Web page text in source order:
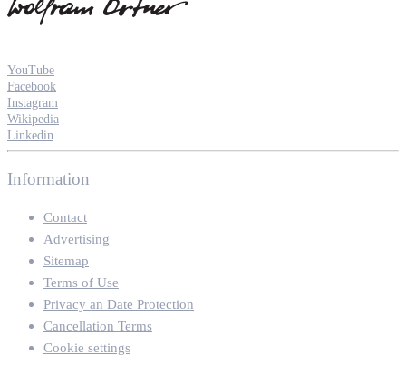
YouTube
Facebook
Instagram
Wikipedia
Linkedin
Information
Contact
Advertising
Sitemap
Terms of Use
Privacy an Date Protection
Cancellation Terms
Cookie settings